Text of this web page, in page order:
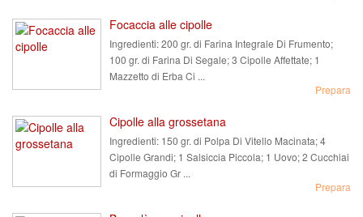
Focaccia alle cipolle
Ingredienti:200 gr. di Farina Integrale Di Frumento;
100 gr. di Farina Di Segale; 3 Cipolle Affettate; 1
Mazzetto di Erba Ci ...
Prepara
Cipolle alla grossetana
Ingredienti: 150 gr. di Polpa Di Vitello Macinata; 4
Cipolle Grandi; 1 Salsiccia Piccola; 1 Uovo; 2 Cucchiai
di Formaggio Gr ...
Prepara